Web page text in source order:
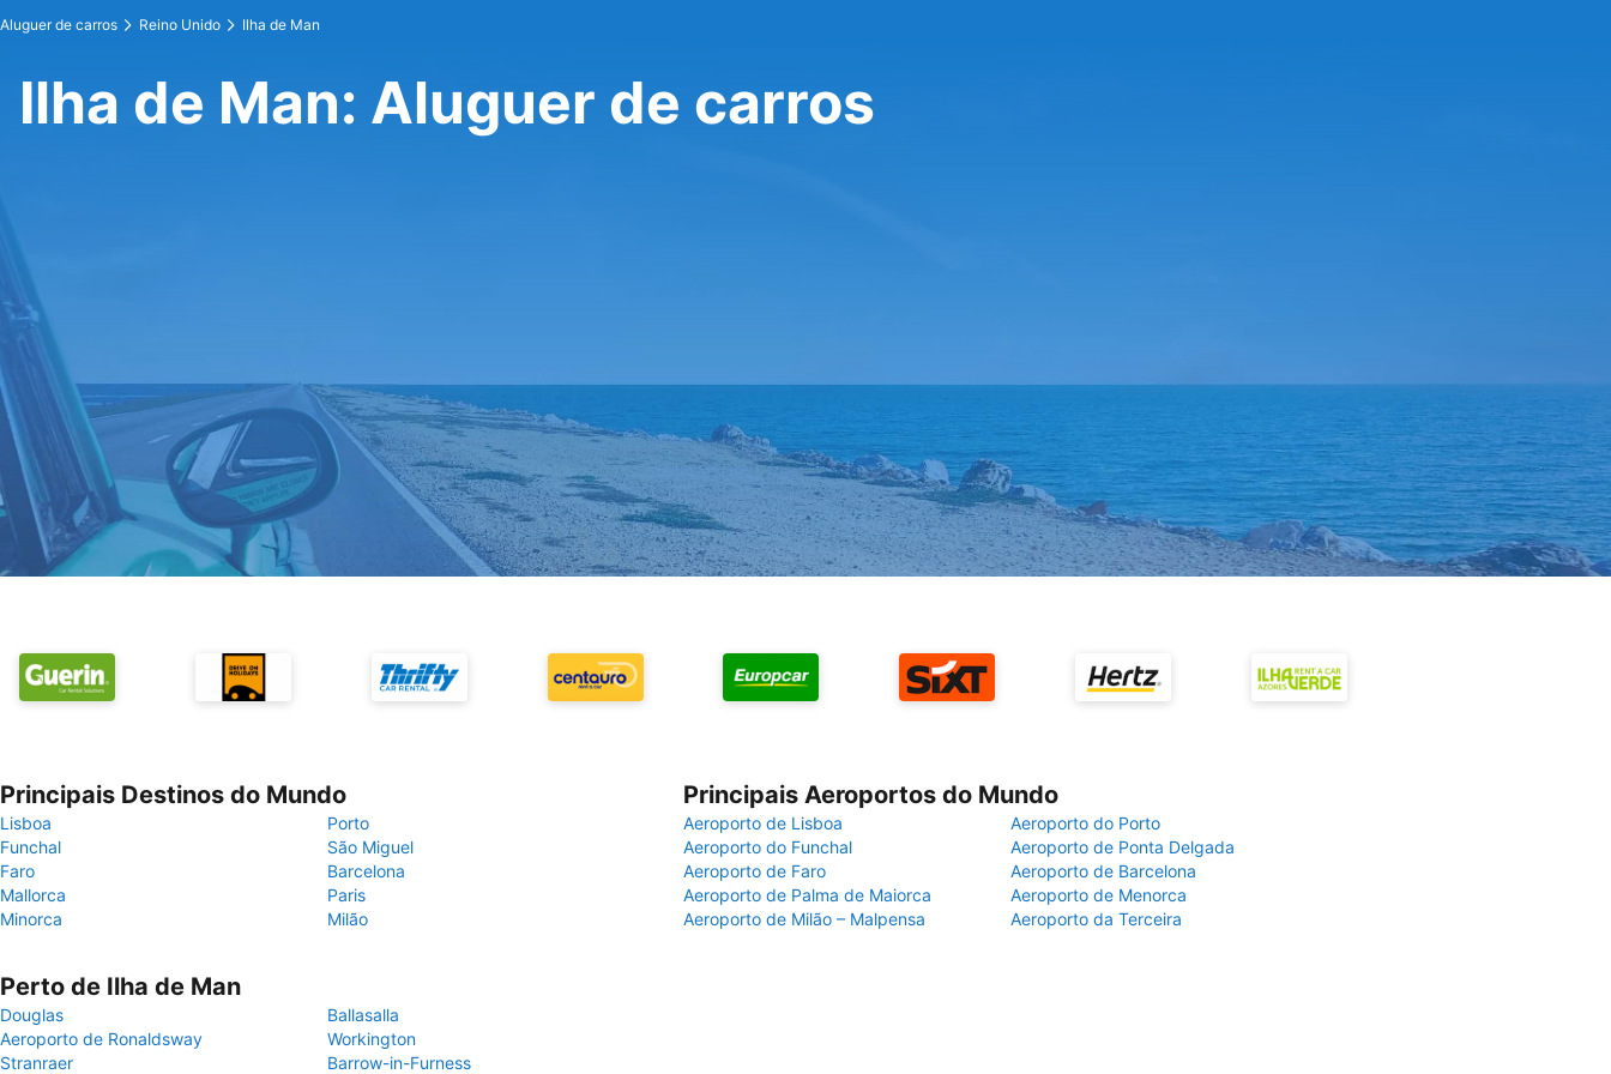
Aluguer de carros Reino Unido Ilha de Man
Ilha de Man: Aluguer de carros
Principais Destinos do Mundo
Lisboa
Porto
Funchal
São Miguel
Faro
Barcelona
Mallorca
Paris
Minorca
Milão
Principais Aeroportos do Mundo
Aeroporto de Lisboa
Aeroporto do Porto
Aeroporto do Funchal
Aeroporto de Ponta Delgada
Aeroporto de Faro
Aeroporto de Barcelona
Aeroporto de Palma de Maiorca
Aeroporto de Menorca
Aeroporto de Milão – Malpensa
Aeroporto da Terceira
Perto de Ilha de Man
Douglas
Ballasalla
Aeroporto de Ronaldsway
Workington
Stranraer
Barrow-in-Furness